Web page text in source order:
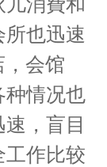
也迅速
会馆
种情况也
，盲目
工作比较